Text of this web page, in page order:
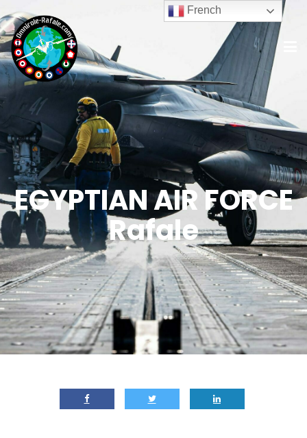
EGYPTIAN AIR FORCE
Rafale
French